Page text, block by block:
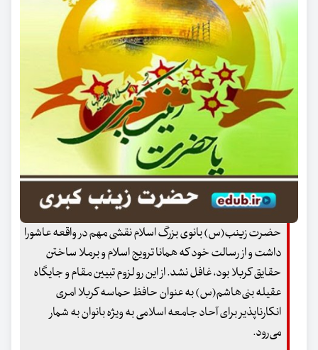
حضرت زینب(س) بانوی بزرگ اسلام نقشی مهم در واقعه عاشورا
داشت و از رسالت خود که همانا ترویج اسلام و برملا ساختن
حقایق کربلا بود، غافل نشد. از این رو لزوم تبیین مقام و جایگاه
عقیله بنی‌هاشم(س) به عنوان حافظ حماسه کربلا امری
انکارناپذیر برای آحاد جامعه اسلامی به ویژه بانوان به شمار
می‌رود.